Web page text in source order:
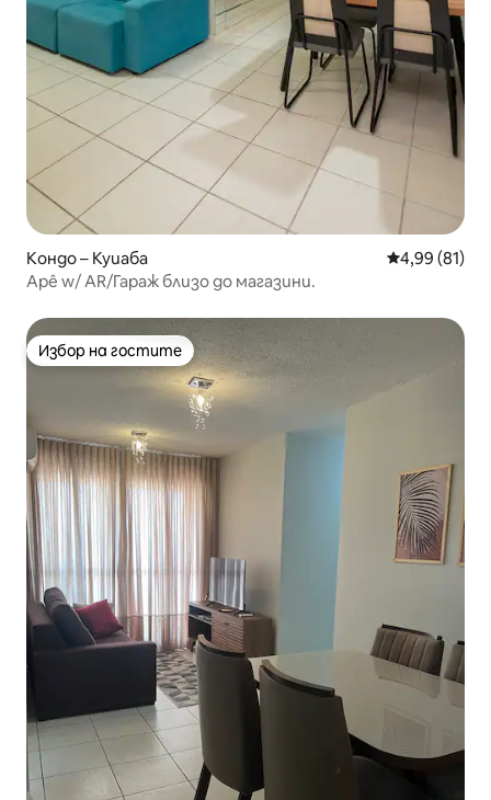
Кондо – Куиаба Средна
4,99 (81)
Apê w/ AR/Гараж близо до магазини.
Избор на гостите
Избор на гостите